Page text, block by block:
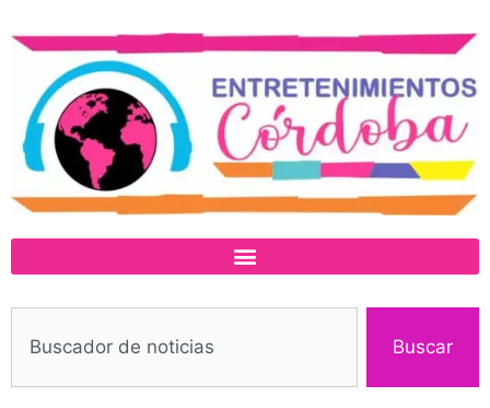
Buscar